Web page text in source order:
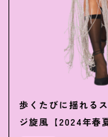
歩くたびに揺れる
ジ旋風【2024年春